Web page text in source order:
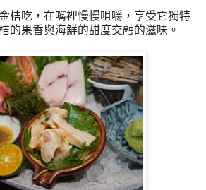
桔吃，在嘴裡慢慢咀嚼，享受它獨特
的果香與海鮮的甜度交融的滋味。